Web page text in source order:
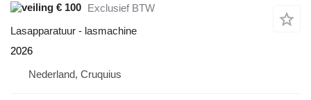
€ 100 Exclusief BTW
Lasapparatuur - lasmachine
2026
Nederland, Cruquius